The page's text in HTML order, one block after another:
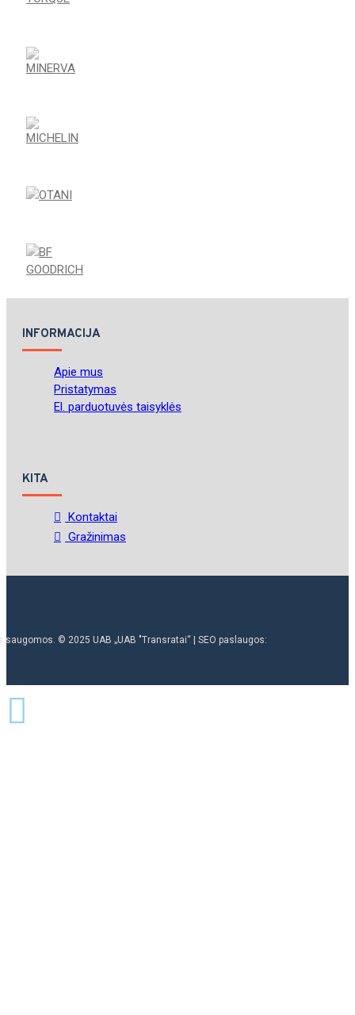
INFORMACIJA
Apie mus
Pristatymas
El. parduotuvės taisyklės
KITA
Kontaktai
Gražinimas
saugomos. © 2025 UAB „UAB "Transratai“ | SEO paslaugos: